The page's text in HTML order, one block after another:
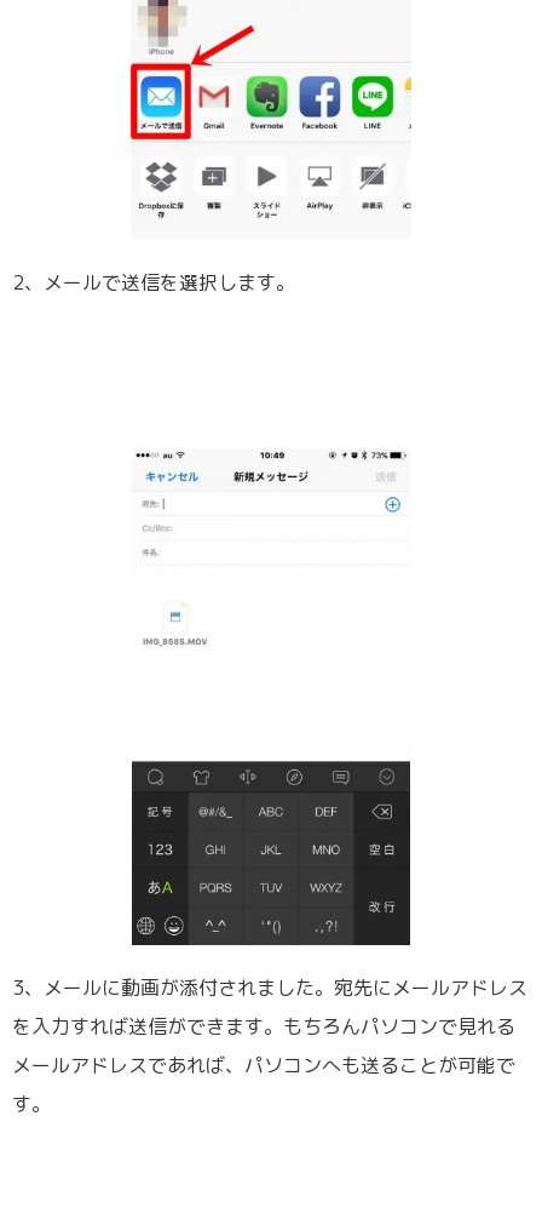
2、メールで送信を選択します。
3、メールに動画が添付されました。宛先にメールアドレス
を入力すれば送信ができます。もちろんパソコンで見れる
メールアドレスであれば、パソコンへも送ることが可能で
す。